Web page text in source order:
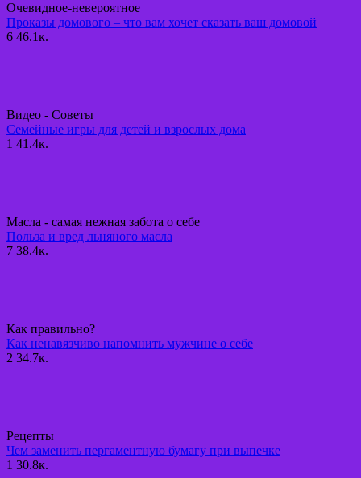
Очевидное-невероятное
Проказы домового – что вам хочет сказать ваш домовой
6 46.1к.
Видео - Советы
Семейные игры для детей и взрослых дома
1 41.4к.
Масла - самая нежная забота о себе
Польза и вред льняного масла
7 38.4к.
Как правильно?
Как ненавязчиво напомнить мужчине о себе
2 34.7к.
Рецепты
Чем заменить пергаментную бумагу при выпечке
1 30.8к.